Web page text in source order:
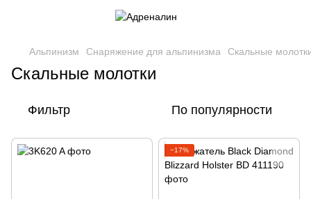
Альпинизм Снаряжение для альпинизма Скальные
Скальные молотки
Фильтр По популярности
−17%